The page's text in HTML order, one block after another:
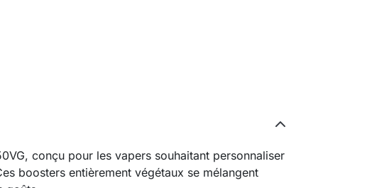
conçu pour les vapers souhaitant personnaliser
boosters entièrement végétaux se mélangent